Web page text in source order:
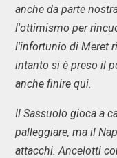
anche da parte
l'ottimismo per
l'infortunio di Meret
intanto si è preso il
anche finire qui.
Il Sassuolo gioca a
palleggiare, ma il
attacchi. Ancelotti